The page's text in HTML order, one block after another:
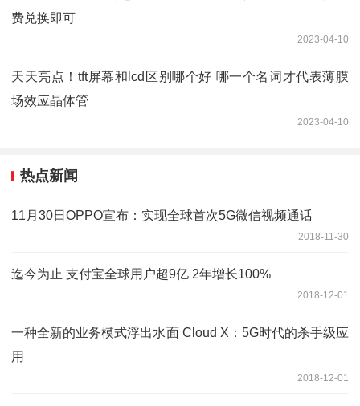
费兑换即可
2023-04-10
天天亮点！tft屏幕和lcd区别哪个好 哪一个名词才代表薄膜
场效应晶体管
2023-04-10
热点新闻
11月30日OPPO宣布：实现全球首次5G微信视频通话
2018-11-30
迄今为止 支付宝全球用户超9亿 2年增长100%
2018-12-01
一种全新的业务模式浮出水面 Cloud X：5G时代的杀手级应
用
2018-12-01